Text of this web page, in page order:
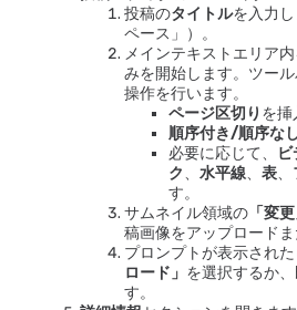
投稿のタイトルを入力
ペース」）。
メインテキストエリア
みを開始します。ツー
操作を行います。
ページ区切り を挿
順序付き/順序な
必要に応じて、
ビ
ク、 水平線、 表、
す。
サムネイル領域の 「変更
稿画像をアップロードま
プロンプトが表示された
ロード」 を選択するか
す。